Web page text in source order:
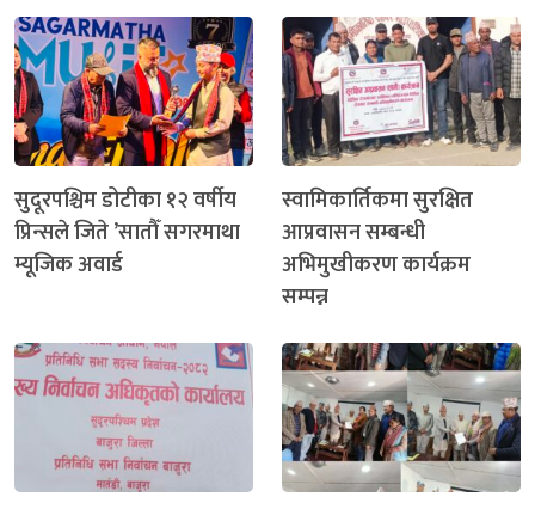
सुदूरपश्चिम डोटीका १२ वर्षीय
प्रिन्सले जिते ’सातौँ सगरमाथा
म्यूजिक अवार्ड
स्वामिकार्तिकमा सुरक्षित
आप्रवासन सम्बन्धी
अभिमुखीकरण कार्यक्रम
सम्पन्न